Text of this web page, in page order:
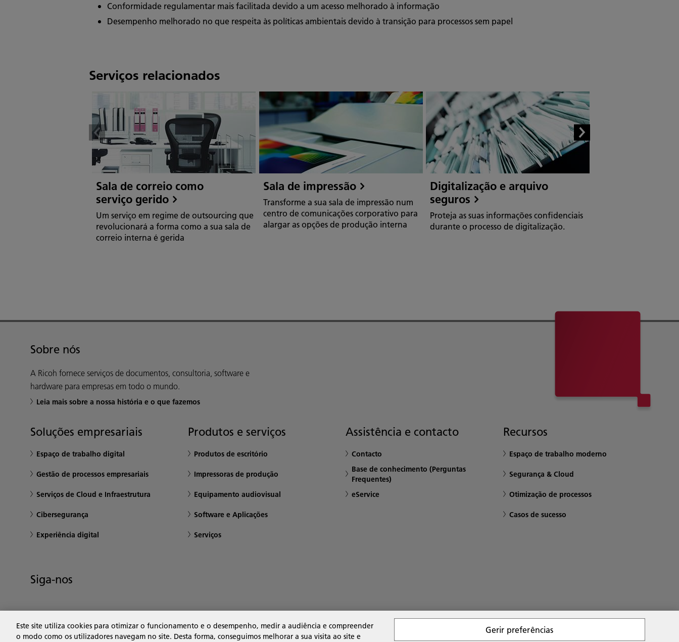
Conformidade regulamentar mais facilitada devido a um acesso melhorado à informação
Desempenho melhorado no que respeita às políticas ambientais devido à transição para processos sem papel
Serviços relacionados
Sala de correio como
serviço gerido
Um serviço em regime de outsourcing que
revolucionará a forma como a sua sala de
correio interna é gerida
Sala de impressão
Transforme a sua sala de impressão num
centro de comunicações corporativo para
alargar as opções de produção interna
Digitalização e arquivo
seguros
Proteja as suas informações confidenciais
durante o processo de digitalização.
Sobre nós
A Ricoh fornece serviços de documentos, consultoria, software e
hardware para empresas em todo o mundo.
Leia mais sobre a nossa história e o que fazemos
Soluções empresariais
Espaço de trabalho digital
Gestão de processos empresariais
Serviços de Cloud e Infraestrutura
Cibersegurança
Experiência digital
Produtos e serviços
Produtos de escritório
Impressoras de produção
Equipamento audiovisual
Software e Aplicações
Serviços
Assistência e contacto
Contacto
Base de conhecimento (Perguntas
Frequentes)
eService
Recursos
Espaço de trabalho moderno
Segurança & Cloud
Otimização de processos
Casos de sucesso
Siga-nos
Este site utiliza cookies para otimizar o funcionamento e o desempenho, medir a audiência e compreender
o modo como os utilizadores navegam no site. Desta forma, conseguimos melhorar a sua visita ao site e
Gerir preferências